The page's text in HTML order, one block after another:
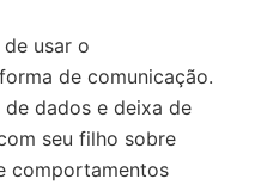
usar o
de comunicação.
dados e deixa de
seu filho sobre
comportamentos